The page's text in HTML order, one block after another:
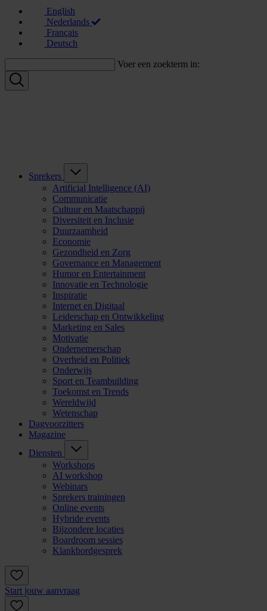
English
Nederlands
Français
Deutsch
Voer een zoekterm in:
Sprekers
Artificial Intelligence (AI)
Communicatie
Cultuur en Maatschappij
Diversiteit en Inclusie
Duurzaamheid
Economie
Gezondheid en Zorg
Governance en Management
Humor en Entertainment
Innovatie en Technologie
Inspiratie
Internet en Digitaal
Leiderschap en Ontwikkeling
Marketing en Sales
Motivatie
Ondernemerschap
Overheid en Politiek
Onderwijs
Sport en Teambuilding
Toekomst en Trends
Wereldwijd
Wetenschap
Dagvoorzitters
Magazine
Diensten
Workshops
AI workshop
Webinars
Sprekers trainingen
Online events
Hybride events
Bijzondere locaties
Boardroom sessies
Klankbordgesprek
Start jouw aanvraag